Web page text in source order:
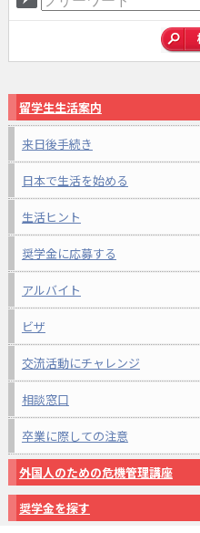
留学生生活案内
来日後手続き
日本で生活を始める
生活ヒント
奨学金に応募する
アルバイト
ビザ
交流活動にチャレンジ
相談窓口
卒業に際しての注意
外国人のための危機管理講座
奨学金を探す